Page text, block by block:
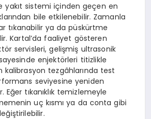
yakıt sistemi içinden geçen en
bile etkilenebilir. Zamanla
tıkanabilir ya da püskürtme
Kartal’da faaliyet gösteren
servisleri, gelişmiş ultrasonik
enjektörleri titizlikle
kalibrasyon tezgâhlarında test
seviyesine yeniden
Eğer tıkanıklık temizlemeyle
uç kısmı ya da conta gibi